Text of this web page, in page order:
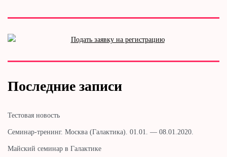
Последние записи
Тестовая новость
Cеминар-тренинг. Москва (Галактика). 01.01. — 08.01.2020.
Майский семинар в Галактике